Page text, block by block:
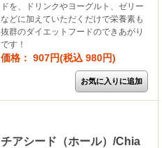
ドを、ドリンクやヨーグルト、ゼリー
などに加えていただくだけで栄養素も
抜群のダイエットフードのできあがり
です！
価格： 907円(税込 980円)
チアシード（ホール）/Chia